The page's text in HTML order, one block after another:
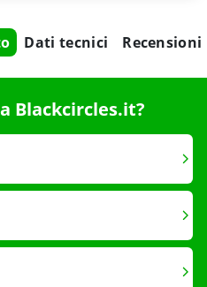
Dati tecnici Recensioni
Blackcircles.it?